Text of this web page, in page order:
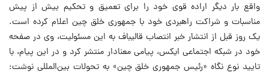
واقع بار دیگر اراده قوی خود را برای تعمیق و تحکیم بیش از پیش
مناسبات و شراکت راهبردی خود با جمهوری خلق چین اعلام کرده است.
یک روز قبل از انتشار خبر انتصاب قالیباف به این مسئولیت، وی در صفحه
خود در شبکه اجتماعی ایکس، پیامی معنادار منتشر کرد و در این پیام، با
تایید نوع نگاه «رئیس جمهوری خلق چین» به تحولات بین‌المللی نوشت: